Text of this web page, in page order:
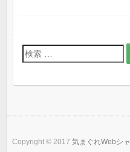
検
索
Copyright © 2017 気まぐれWebシ